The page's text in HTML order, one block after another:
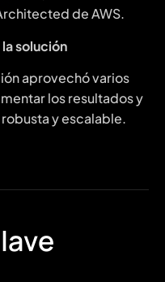
de AWS.
solución
aprovechó varios
los resultados y
y escalable.